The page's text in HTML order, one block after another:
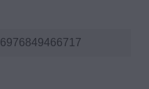
6976849466717